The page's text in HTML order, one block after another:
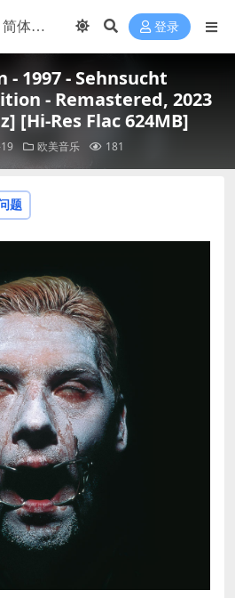
登录
- 1997 - Sehnsucht
- Remastered, 2023
[Hi-Res Flac 624MB]
欧美音乐 181
题